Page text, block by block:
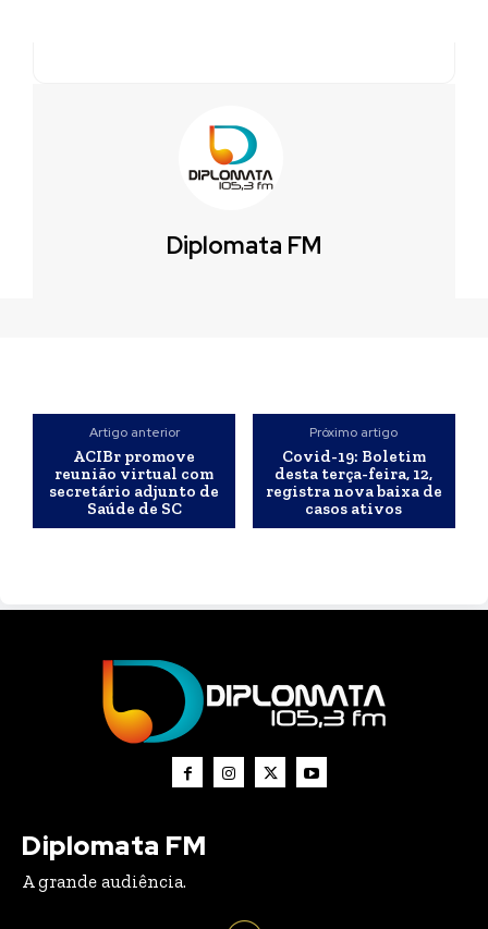
Diplomata FM
Artigo anterior
ACIBr promove
reunião virtual com
secretário adjunto de
Saúde de SC
Próximo artigo
Covid-19: Boletim
desta terça-feira, 12,
registra nova baixa de
casos ativos
Diplomata FM
A grande audiência.